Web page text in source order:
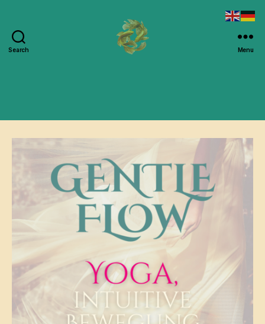
Search Menu